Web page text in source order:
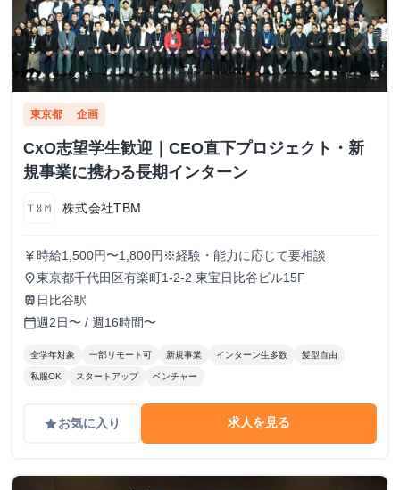
東京都 企画
CxO志望学生歓迎｜CEO直下プロジェクト・新
規事業に携わる長期インターン
株式会社TBM
currency_yen 時給1,500円〜1,800円※経験・能力に応じて要相談
place東京都千代田区有楽町1-2-2 東宝日比谷ビル15F
train 日比谷駅
calendar_today週2日〜 / 週16時間〜
全学年対象 一部リモート可 新規事業 インターン生多数 髪型自由
私服OK スタートアップ ベンチャー
gradeお気に入り 求人を見る